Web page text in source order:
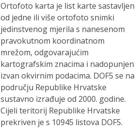
Ortofoto karta je list karte sastavljen
od jedne ili više ortofoto snimki
jedinstvenog mjerila s nanesenom
pravokutnom koordinatnom
mrežom, odgovarajućim
kartografskim znacima i nadopunjen
izvan okvirnim podacima. DOF5 se na
području Republike Hrvatske
sustavno izrađuje od 2000. godine.
Cijeli teritorij Republike Hrvatske
prekriven je s 10945 listova DOF5.